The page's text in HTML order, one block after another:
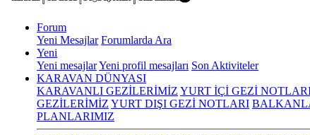
Forum
Yeni Mesajlar Forumlarda Ara
Yeni
Yeni mesajlarYeni profil mesajları Son Aktiviteler
KARAVAN DÜNYASI
KARAVANLI GEZİLERİMİZ YURT İÇİ GEZİ
GEZİLERİMİZ YURT DIŞI GEZİ NOTLARI
PLANLARIMIZ